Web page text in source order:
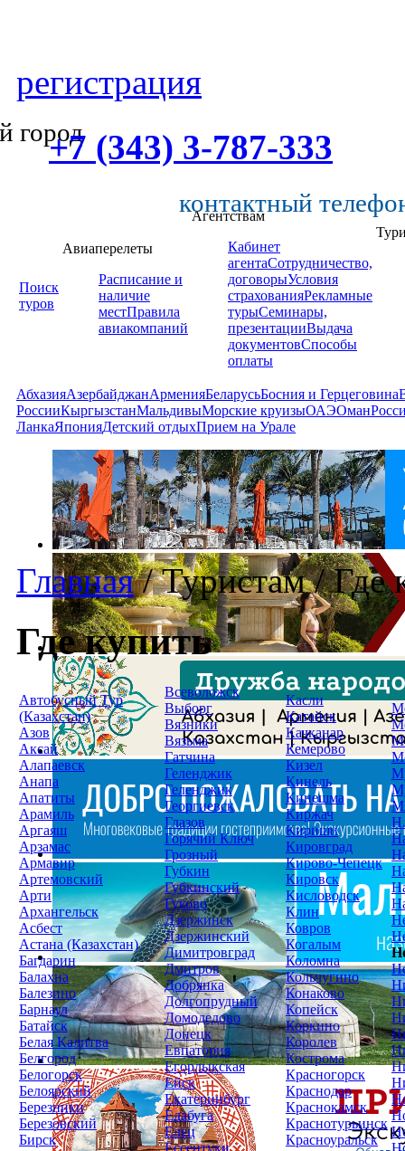
регистрация
город
+7 (343) 3-787-333
контактный
Поиск
туров
Авиаперелеты
Расписание и
наличие
местПравила
авиакомпаний
Агентствам
Кабинет
агентаСотрудничество,
договорыУсловия
страхованияРекламные
турыСеминары,
презентацииВыдача
документовСпособы
оплаты
АбхазияАзербайджанАрменияБеларусьБосния и Герцеговина
РоссииКыргызстанМальдивыМорские круизыОАЭОман
ЛанкаЯпонияДетский отдыхПрием на Урале
Главная /Туристам/Где
Где купить
Автобусный Тур
(Казахстан)
Азов
Аксай
Алапаевск
Анапа
Апатиты
Арамиль
Аргаяш
Арзамас
Армавир
Артемовский
Арти
Архангельск
Асбест
Астана (Казахстан)
Багдарин
Балахна
Балезино
Барнаул
Батайск
Белая Калитва
Белгород
Белогорск
Белоярский
Березники
Березовский
Бирск
Всеволожск
Выборг
Вязники
Вязьма
Гатчина
Геленджик
Геленджик
Георгиевск
Глазов
Горячий Ключ
Грозный
Губкин
Губкинский
Гуково
Дзержинск
Дзержинский
Димитровград
Дмитров
Добрянка
Долгопрудный
Домодедово
Донецк
Евпатория
Егорлыкская
Ейск
Екатеринбург
Елабуга
Елец
Ессентуки
Касли
Катайск
Качканар
Кемерово
Кизел
Кинель
Кинешма
Киржач
Кириши
Кировград
Кирово-Чепецк
Кировск
Кисловодск
Клин
Ковров
Когалым
Коломна
Кольчугино
Конаково
Копейск
Коркино
Королев
Кострома
Красногорск
Краснодар
Краснокамск
Краснотурьинск
Красноуральск